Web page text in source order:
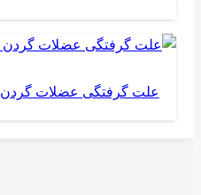
علت گرفتگی عضلات گردن